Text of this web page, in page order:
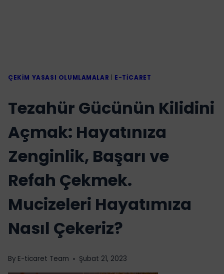
ÇEKIM YASASI OLUMLAMALAR E-TICARET
Tezahür Gücünün Kilidini
Açmak: Hayatınıza
Zenginlik, Başarı ve
Refah Çekmek.
Mucizeleri Hayatımıza
Nasıl Çekeriz?
By E-ticaret Team Şubat 21, 2023